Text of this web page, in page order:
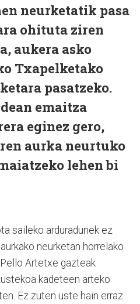
neurketatik pasa
ohituta ziren
aukera asko
Txapelketako
pasatzeko.
emaitza
eginez gero,
aurka neurtuko
lehen bi
saileko arduradunek ez
neurketan horrelako
Artetxe gazteak
kadeteen arteko
Ez zuten uste hain erraz